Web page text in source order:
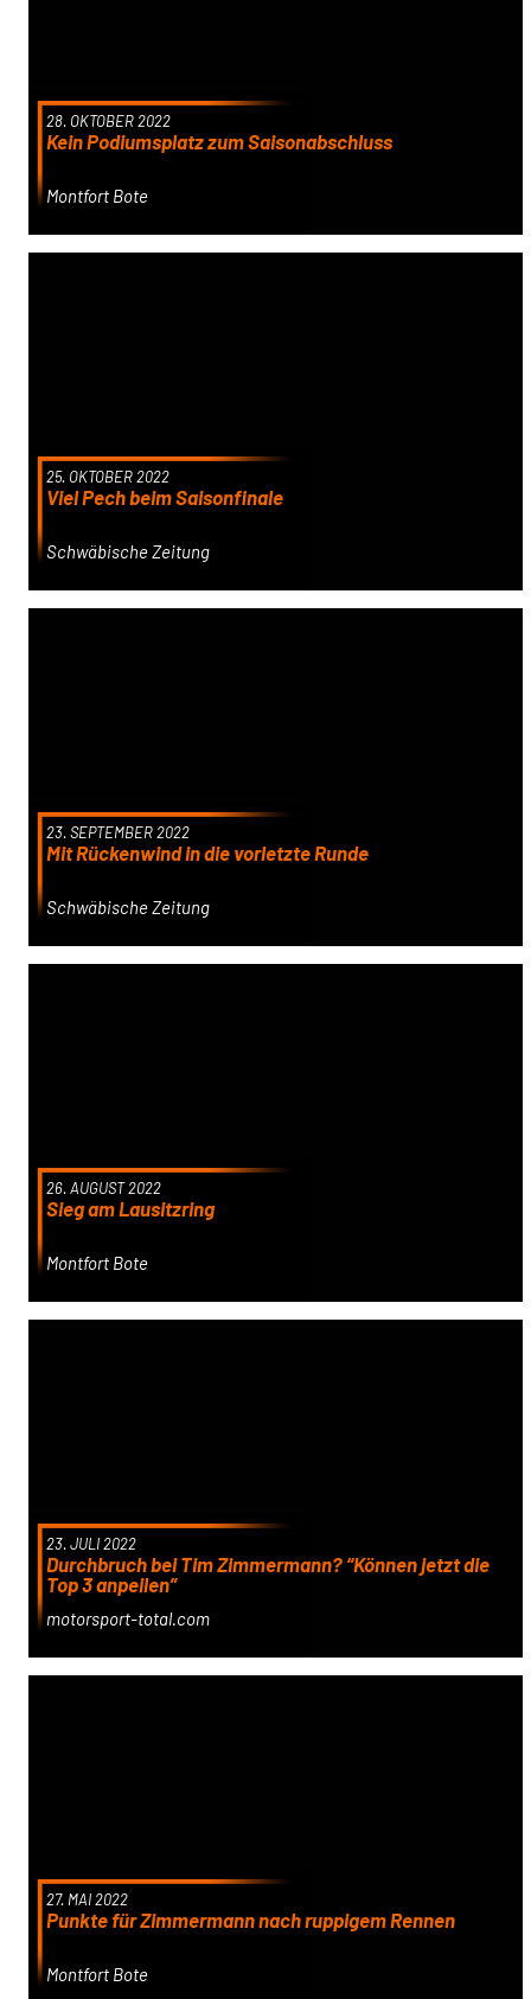
28. OKTOBER 2022
Kein Podiumsplatz zum Saisonabschluss
Montfort Bote
25. OKTOBER 2022
Viel Pech beim Saisonfinale
Schwäbische Zeitung
23. SEPTEMBER 2022
Mit Rückenwind in die vorletzte Runde
Schwäbische Zeitung
26. AUGUST 2022
Sieg am Lausitzring
Montfort Bote
23. JULI 2022
Durchbruch bei Tim Zimmermann? “Können jetzt die
Top 3 anpeilen”
motorsport-total.com
27. MAI 2022
Punkte für Zimmermann nach ruppigem Rennen
Montfort Bote